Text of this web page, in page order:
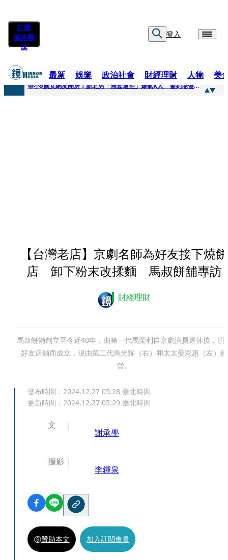
訂閱
紙本雜
誌
登入
最新 娛樂 政治社會 財經理財 人物 美
快訊
帶小9歲女網友開房！新北男「無套遭拒」爆氣K人 警到場傻眼搜到手銬、改造槍
【台灣老店】京劇名師為好友接下燒餅
店 卸下粉末改揉麵 馬叔餅舖專訪
財經理財
馬叔餅舖創立至今近40年，由第一代馬榮利自京劇演員退休後，頂
好友店鋪而成立，現由第二代馬光耀（右）和太太晏彩惠（左）經
營。
發布時間： 2024.12.27 05:28 臺北時間
更新時間： 2024.12.27 05:29 臺北時間
文
謝承學
攝影
李鍾泉
贊助本文 加入訂閱會員